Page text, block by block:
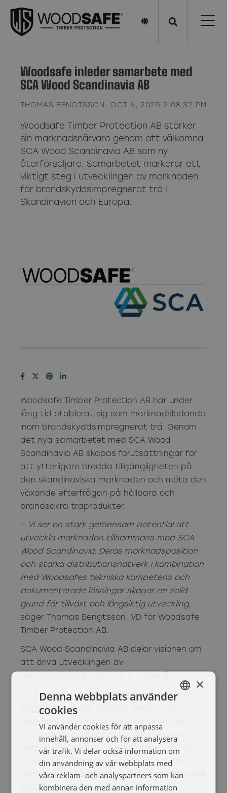
Woodsafe inleder samarbete med
SCA Wood Scandinavia AB
THOMAS BENGTSSON OCT 6, 2025 2:08:32 PM
Woodsafe Timber Protection AB stärker
sin marknadsnärvaro genom att välkomna
SCA Wood Scandinavia AB som ny
återförsäljare. Samarbetet markerar ett
viktigt steg i utvecklingen av marknaden
för brandskyddsimpregnerat trä i
Skandinavien och Europa.
Woodsafe Timber Protection AB har under
lång tid etablerat sig som marknadsledande
inom brandskyddsimpregnerat trä. Genom
det nya samarbetet med SCA Wood
Scandinavia AB skapas förutsättningar för
att ytterligare bredda tillgängligheten på
den skandinaviska marknaden och möta den
växande efterfrågan på hållbara och
brandsäkra träprodukter.
– Vi ser en stark gemensam potential att
utveckla marknaden tillsammans med SCA
Wood Scandinavia. Deras marknadsposition
och starka distributionsnätverk i kombination
med Woodsafes tekniska kompetens och
dokumenterade lösningar skapar en solid
grund för tillväxt och långsiktig utveckling,
säger Thomas Bengtsson, VD för Woodsafe
Timber Protection AB.
SCA Wood Scandinavia AB delar visionen om
att driva utvecklingen av
– Efterfrågan på brandsäkra och hållbara
byggmaterial ökar stadigt. Genom att
samarbeta med Woodsafe kan vi erbjuda
våra kunder högkvalitativa lösningar som
både möter strikta säkerhetskrav och bidrar
till ett mer hållbart byggande, säger Ola
Wilhelmsson, Försäljnings- och Marknadschef
på SCA Wood Scandinavia AB.
×
Denna webbplats använder
cookies
Vi använder cookies för att anpassa
innehåll, annonser och för att analysera
vår trafik. Vi delar också information om
din användning av vår webbplats med
våra reklam- och analyspartners som kan
kombinera den med annan information